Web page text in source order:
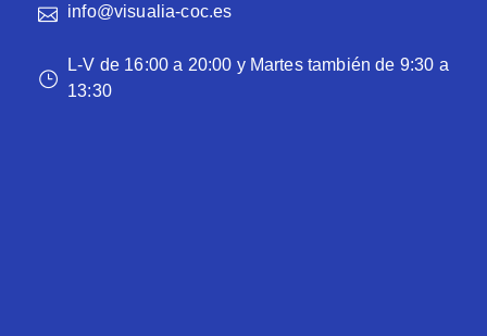
info@visualia-coc.es
L-V de 16:00 a 20:00 y Martes también de 9:30 a
13:30